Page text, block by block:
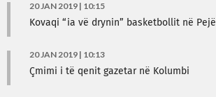
20 JAN 2019 | 10:15
Kovaqi “ia vë drynin” basketbollit në Pejë
20 JAN 2019 | 10:13
Çmimi i të qenit gazetar në Kolumbi